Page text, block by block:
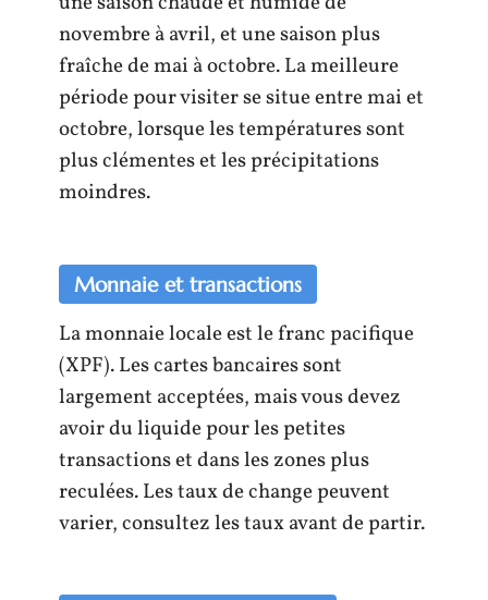
novembre à avril, et une saison plus
fraîche de mai à octobre. La meilleure
période pour visiter se situe entre mai et
octobre, lorsque les températures sont
plus clémentes et les précipitations
moindres.
Monnaie et transactions
La monnaie locale est le franc pacifique
(XPF). Les cartes bancaires sont
largement acceptées, mais vous devez
avoir du liquide pour les petites
transactions et dans les zones plus
reculées. Les taux de change peuvent
varier, consultez les taux avant de partir.